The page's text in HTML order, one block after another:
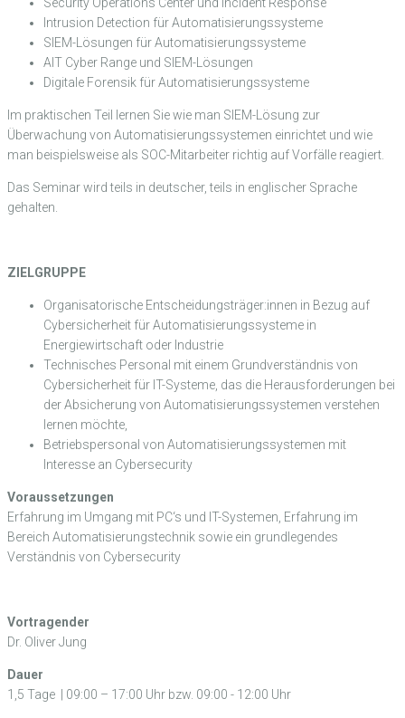
Intrusion Detection für Automatisierungssysteme
SIEM-Lösungen für Automatisierungssysteme
AIT Cyber Range und SIEM-Lösungen
Digitale Forensik für Automatisierungssysteme
Im praktischen Teil lernen Sie wie man SIEM-Lösung zur
Überwachung von Automatisierungssystemen einrichtet und wie
man beispielsweise als SOC-Mitarbeiter richtig auf Vorfälle reagiert.
Das Seminar wird teils in deutscher, teils in englischer Sprache
gehalten.
ZIELGRUPPE
Organisatorische Entscheidungsträger:innen in Bezug auf
Cybersicherheit für Automatisierungssysteme in
Energiewirtschaft oder Industrie
Technisches Personal mit einem Grundverständnis von
Cybersicherheit für IT-Systeme, das die Herausforderungen bei
der Absicherung von Automatisierungssystemen verstehen
lernen möchte,
Betriebspersonal von Automatisierungssystemen mit
Interesse an Cybersecurity
Voraussetzungen
Erfahrung im Umgang mit PC‘s und IT-Systemen, Erfahrung im
Bereich Automatisierungstechnik sowie ein grundlegendes
Verständnis von Cybersecurity
Vortragender
Dr. Oliver Jung
Dauer
1,5 Tage | 09:00 – 17:00 Uhr bzw. 09:00 - 12:00 Uhr